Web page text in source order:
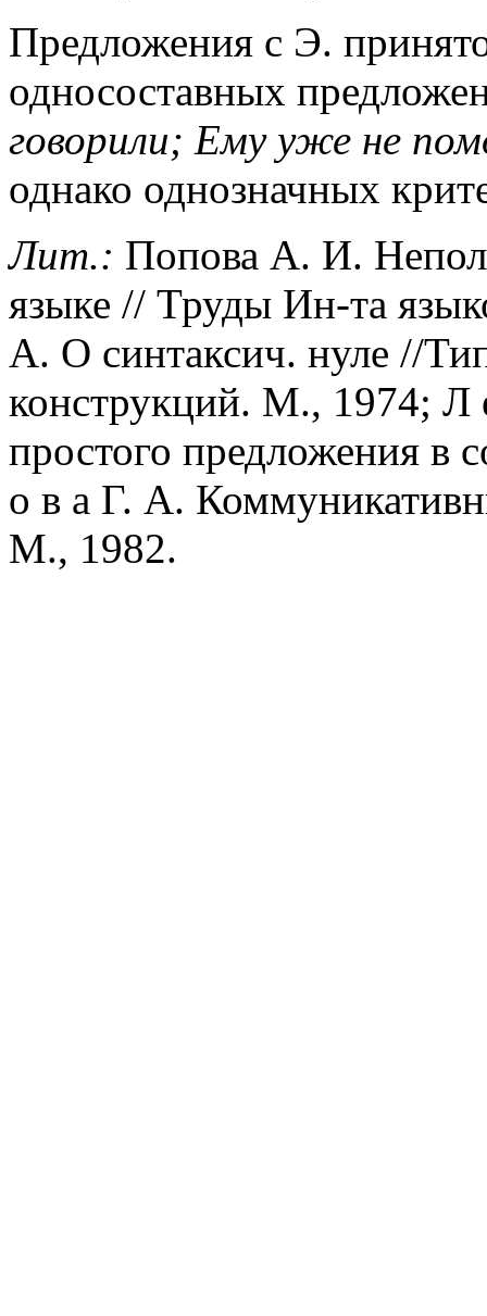
Предложения с Э.
односоставных
говорили; Ему уже не
однако однозначных
Лит.: Попова А. И.
языке // Труды Ин-та
А. О синтаксич. нуле //
конструкций. М., 1974; Л
простого предложения в
о в а Г. А.
М., 1982.